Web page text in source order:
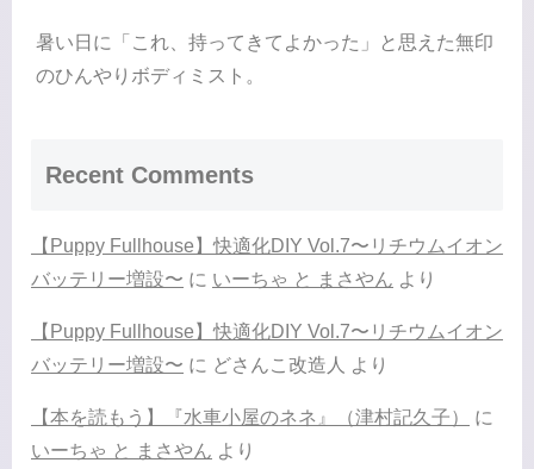
暑い日に「これ、持ってきてよかった」と思えた無印
のひんやりボディミスト。
Recent Comments
【Puppy Fullhouse】快適化DIY Vol.7〜リチウムイオン
バッテリー増設〜 に いーちゃ と まさやん より
【Puppy Fullhouse】快適化DIY Vol.7〜リチウムイオン
バッテリー増設〜 に どさんこ改造人 より
【本を読もう】『水車小屋のネネ』（津村記久子）
に
いーちゃ と まさやん より